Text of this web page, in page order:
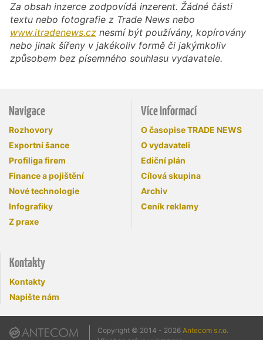
Za obsah inzerce zodpovídá inzerent. Žádné části
textu nebo fotografie z Trade News nebo
www.itradenews.cz nesmí být používány, kopírovány
nebo jinak šířeny v jakékoliv formě či jakýmkoliv
způsobem bez písemného souhlasu vydavatele.
Navigace
Rozhovory
Exportní šance
Profiliga firem
Finance a pojištění
Nové technologie
Infografiky
Z praxe
Více informací
O časopise TRADE NEWS
O vydavateli
Ediční plán
Cílová skupina
Archiv
Ceník reklamy
Kontakty
Kontakty
Napište nám
Copyright © 2014 - 2026 Antecom s.r.o.